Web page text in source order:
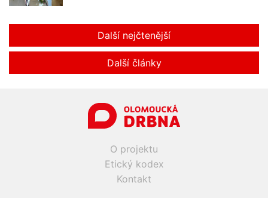
Další nejčtenější
Další články
O projektu
Etický kodex
Kontakt